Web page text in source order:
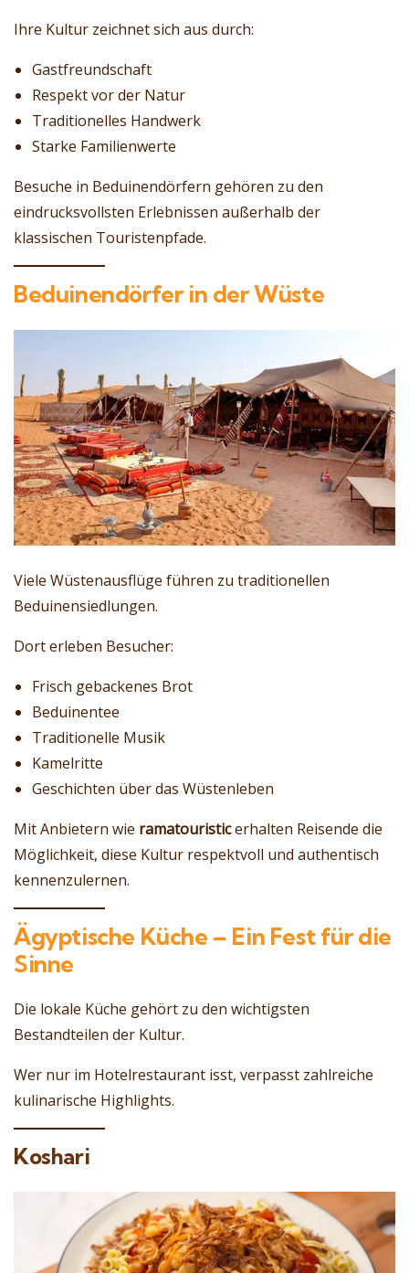
Ihre Kultur zeichnet sich aus durch:
Gastfreundschaft
Respekt vor der Natur
Traditionelles Handwerk
Starke Familienwerte
Besuche in Beduinendörfern gehören zu den
eindrucksvollsten Erlebnissen außerhalb der
klassischen Touristenpfade.
Beduinendörfer in der Wüste
Viele Wüstenausflüge führen zu traditionellen
Beduinensiedlungen.
Dort erleben Besucher:
Frisch gebackenes Brot
Beduinentee
Traditionelle Musik
Kamelritte
Geschichten über das Wüstenleben
Mit Anbietern wie ramatouristicerhalten Reisende die
Möglichkeit, diese Kultur respektvoll und authentisch
kennenzulernen.
Ägyptische Küche – Ein Fest für die
Sinne
Die lokale Küche gehört zu den wichtigsten
Bestandteilen der Kultur.
Wer nur im Hotelrestaurant isst, verpasst zahlreiche
kulinarische Highlights.
Koshari